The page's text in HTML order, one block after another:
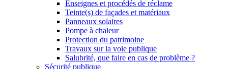
Enseignes et procédés de réclame
Teinte(s) de façades et matériaux
Panneaux solaires
Pompe à chaleur
Protection du patrimoine
Travaux sur la voie publique
Salubrité, que faire en cas de problème ?
Sécurité publique